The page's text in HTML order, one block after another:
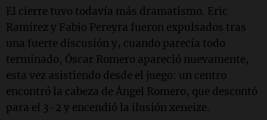
El cierre tuvo todavía más dramatismo. Eric
Ramírez y Fabio Pereyra fueron expulsados tras
una fuerte discusión y, cuando parecía todo
terminado, Óscar Romero apareció nuevamente,
esta vez asistiendo desde el juego: un centro
encontró la cabeza de Ángel Romero, que descontó
para el 3-2 y encendió la ilusión xeneize.